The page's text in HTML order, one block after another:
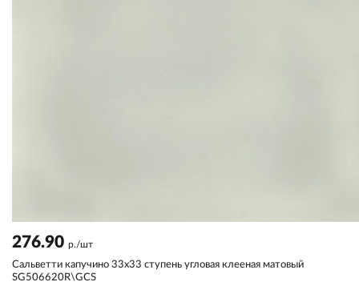
276.90 р./шт
Сальветти капучино 33x33 ступень угловая клееная матовый
SG506620R\GCS